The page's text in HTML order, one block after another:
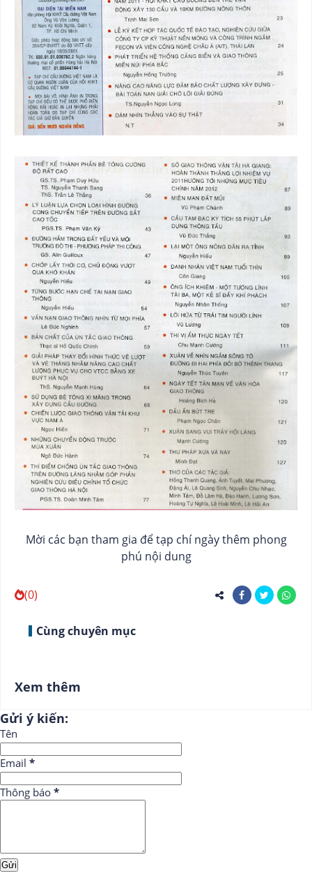
Mời các bạn tham gia để tạp chí ngày thêm phong
phú nội dung
(0)
Cùng chuyên mục
Xem thêm
Gửi ý kiến:
Tên
Email *
Thông báo *